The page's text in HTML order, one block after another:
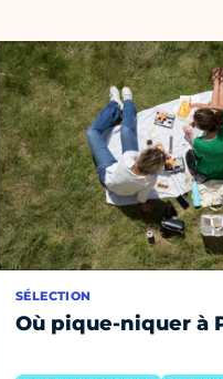
SÉLECTION
Où pique-niquer à